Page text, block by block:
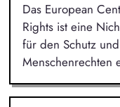
Das European
Rights ist eine
für den Schutz
Menschenrechten